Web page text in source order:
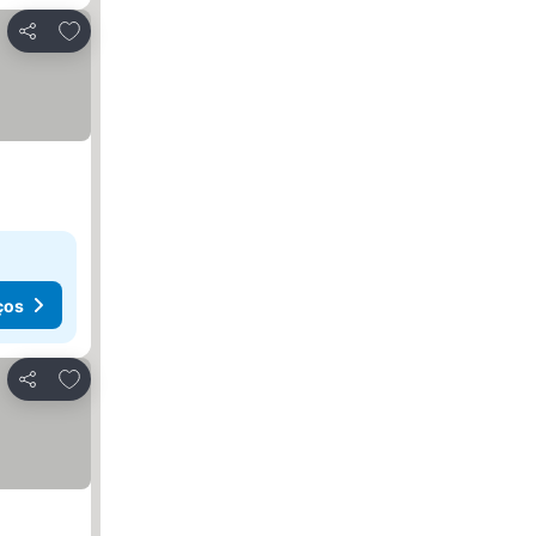
Partilhar
Adicionar aos favoritos
Partilhar
Adicionar aos favoritos